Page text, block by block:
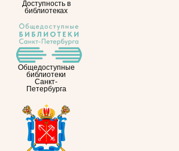
Доступность в
библиотеках
Общедоступные
библиотеки
Санкт-
Петербурга